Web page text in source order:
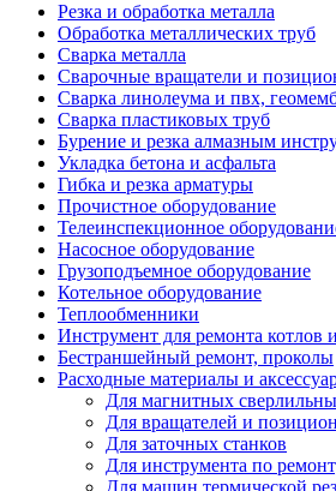
Резка и обработка металла
Обработка металлических труб
Сварка металла
Сварочные вращатели и
Сварка линолеума и пвх,
Сварка пластиковых труб
Бурение и резка алмазным
Укладка бетона и асфальта
Гибка и резка арматуры
Прочистное оборудование
Телеинспекционное
Насосное оборудование
Грузоподъемное оборудование
Котельное оборудование
Теплообменники
Инструмент для ремонта котлов
Бестраншейный ремонт, проколы
Расходные материалы и
Для магнитных
Для вращателей и
Для заточных станков
Для инструмента по
Для машин термической